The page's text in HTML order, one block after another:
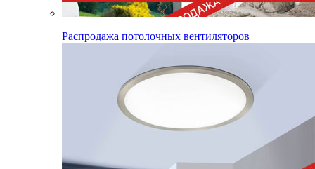
Распродажа потолочных вентиляторов